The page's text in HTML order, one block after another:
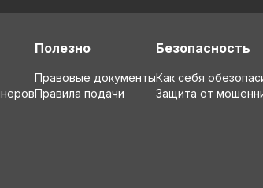
Полезно
Правовые документы
Правила подачи
Безопасность
Как себя
Защита от